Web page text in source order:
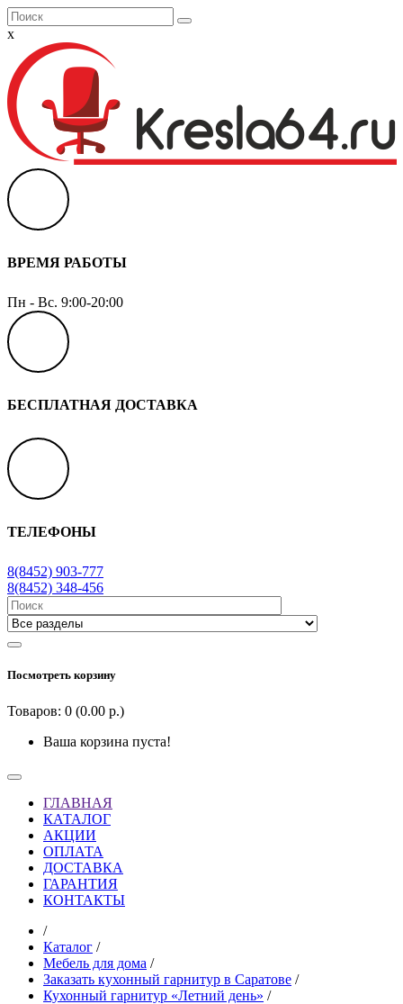
x
ВРЕМЯ РАБОТЫ
Пн - Вс. 9:00-20:00
БЕСПЛАТНАЯ ДОСТАВКА
ТЕЛЕФОНЫ
8(8452) 903-777
8(8452) 348-456
Посмотреть корзину
Товаров: 0 (0.00 р.)
Ваша корзина пуста!
ГЛАВНАЯ
КАТАЛОГ
АКЦИИ
ОПЛАТА
ДОСТАВКА
ГАРАНТИЯ
КОНТАКТЫ
/
Каталог /
Мебель для дома /
Заказать кухонный гарнитур в Саратове /
Кухонный гарнитур «Летний день» /